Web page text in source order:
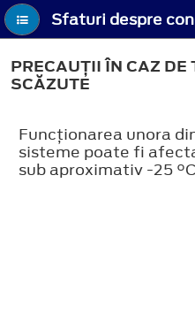
PRECAUŢII ÎN CAZ DE
SCĂZUTE
Funcţionarea unora
sisteme poate fi
sub aproximativ -25